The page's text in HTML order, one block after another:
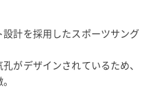
計を採用したスポーツサング
がデザインされているため、